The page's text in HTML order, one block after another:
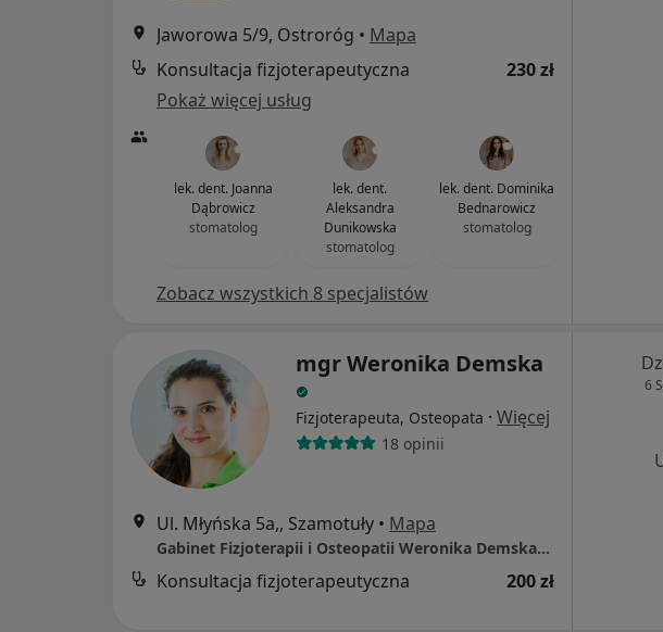
Jaworowa 5/9, Ostroróg • Mapa
Konsultacja fizjoterapeutyczna
230 zł
Pokaż więcej usług
lek. dent. Joanna
Dąbrowicz
stomatolog
lek. dent.
Aleksandra
Dunikowska
stomatolog
lek. dent. Dominika
Bednarowicz
stomatolog
Zobacz wszystkich 8 specjalistów
mgr Weronika Demska
Fizjoterapeuta, Osteopata · Więcej
18 opinii
Ul. Młyńska 5a,, Szamotuły • Mapa
Gabinet Fizjoterapii i Osteopatii Weronika Demska-Łowczowska
Konsultacja fizjoterapeutyczna 200 zł
6